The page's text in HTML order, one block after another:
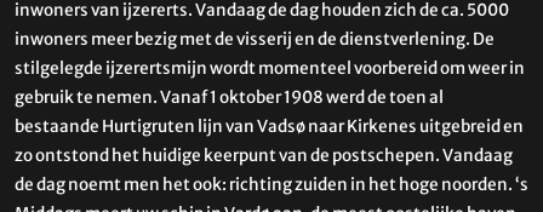
inwoners van ijzererts. Vandaag de dag houden zich de ca. 5000
inwoners meer bezig met de visserij en de dienstverlening. De
stilgelegde ijzerertsmijn wordt momenteel voorbereid om weer in
gebruik te nemen. Vanaf 1 oktober 1908 werd de toen al
bestaande Hurtigruten lijn van Vadsø naar Kirkenes uitgebreid en
zo ontstond het huidige keerpunt van de postschepen. Vandaag
de dag noemt men het ook: richting zuiden in het hoge noorden. ‘s